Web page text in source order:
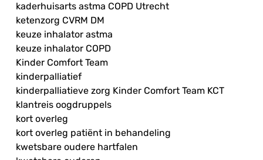
kaderhuisarts astma COPD Utrecht
ketenzorg CVRM DM
keuze inhalator astma
keuze inhalator COPD
Kinder Comfort Team
kinderpalliatief
kinderpalliatieve zorg Kinder Comfort Team KCT
klantreis oogdruppels
kort overleg
kort overleg patiënt in behandeling
kwetsbare oudere hartfalen